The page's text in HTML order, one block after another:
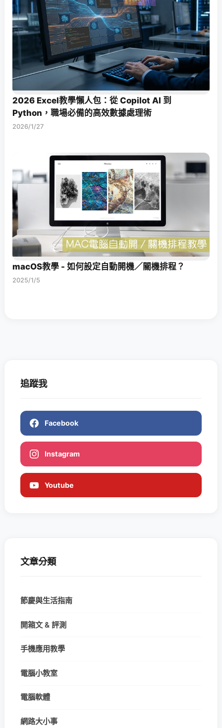
2026 Excel教學懶人包：從 Copilot AI 到
Python，職場必備的高效數據處理術
2026/1/27
macOS教學 - 如何設定自動開機／關機排程？
2025/1/5
追蹤我
Facebook
Instagram
Youtube
文章分類
節慶與生活指南
開箱文 & 評測
手機應用教學
電腦小教室
電腦軟體
網路大小事